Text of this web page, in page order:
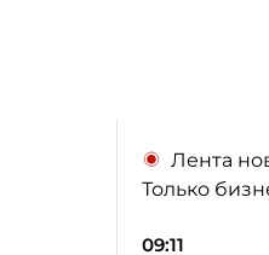
Лента
Только
09:11